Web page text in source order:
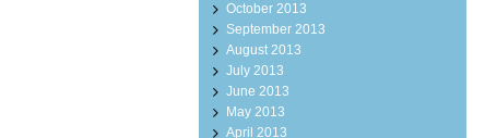
October 2013
September 2013
August 2013
July 2013
June 2013
May 2013
April 2013